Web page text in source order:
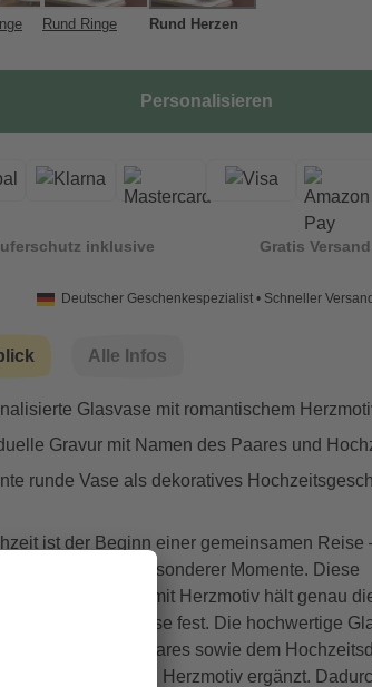
Rund Ringe Rund Herzen
Personalisieren
inklusive Gratis
Deutscher Geschenkespezialist • Schneller Versand
Alle Infos
Glasvase mit romantischem
Gravur mit Namen des Paares und
runde Vase als dekoratives
ist der Beginn einer gemeinsamen Reise
und besonderer Momente. Diese
runde Vase mit Herzmotiv hält genau
auf stilvolle Weise fest. Die hochwertige
Namen des Brautpaares sowie dem
einem romantischen Herzmotiv ergänzt.